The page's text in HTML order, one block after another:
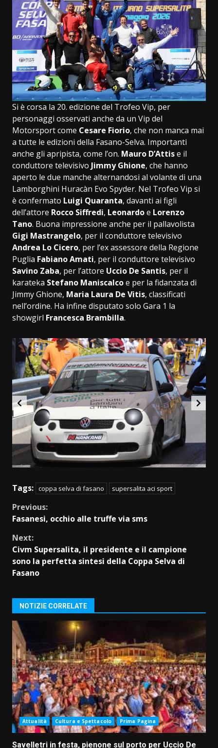
Si è corsa la 20. edizione del Trofeo Vip, per
personaggi osservati anche da un Vip del
Motorsport come Cesare Fiorio, che non manca mai
a tutte le edizioni della Fasano-Selva. Importanti
anche gli apripista, come l’on. Mauro D’Attise il
conduttore televisivo Jimmy Ghione, che hanno
aperto le due manche alternandosi al volante di una
Lamborghini Huracàn Evo Spyder. Nel Trofeo Vip si
è confermato Luigi Quaranta, davanti ai figli
dell’attore Rocco Siffredi, Leonardoe Lorenzo
Tano. Buona impressione anche per il pallavolista
Gigi Mastrangelo, per il conduttore televisivo
Andrea Lo Cicero, per l’ex assessore della Regione
Puglia Fabiano Amati, per il conduttore televisivo
Savino Zaba, per l’attore Uccio De Santis, per il
karateka Stefano Maniscalcoe per la fidanzata di
Jimmy Ghione, Maria Laura De Vitis, classificati
nell’ordine. Ha infine disputato solo Gara 1 la
showgirl Francesca Brambilla.
Tags: coppa selva di fasano supersalita aci sport
Continue
Previous:
Fasanesi, occhio alle truffe via sms
Next:
Civm Supersalita, il presidente e il campione
sono la perfetta sintesi della Coppa Selva di
Fasano
NOTIZIE CORRELATE
Attualità Cultura e Spettacolo Prima Pagina
Savelletri in festa, pienone sul porto per Uccio De